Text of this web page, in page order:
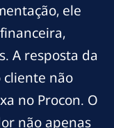
ele
A resposta da
cliente não
no Procon. O
não apenas